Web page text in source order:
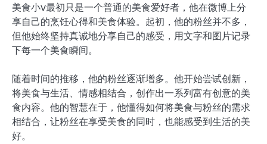
美食小v最初只是一个普通的美食爱好者，他在微博上分
享自己的烹饪心得和美食体验。起初，他的粉丝并不多，
但他始终坚持真诚地分享自己的感受，用文字和图片记录
下每一个美食瞬间。
随着时间的推移，他的粉丝逐渐增多。他开始尝试创新，
将美食与生活、情感相结合，创作出一系列富有创意的美
食内容。他的智慧在于，他懂得如何将美食与粉丝的需求
相结合，让粉丝在享受美食的同时，也能感受到生活的美
好。